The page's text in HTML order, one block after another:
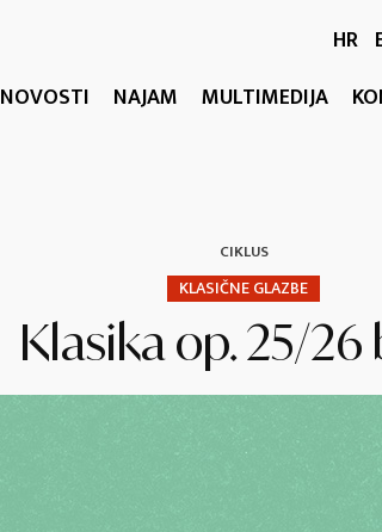
HR
NOVOSTI NAJAM MULTIMEDIJA
CIKLUS
KLASIČNE GLAZBE
Klasika op. 25/26